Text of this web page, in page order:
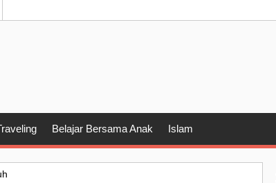
Belajar Bersama Anak Islam